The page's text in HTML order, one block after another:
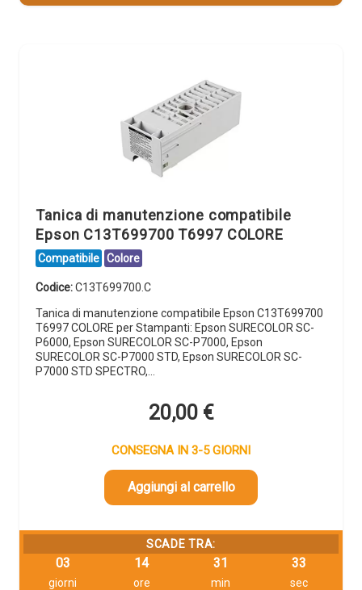
Tanica di manutenzione compatibile
Epson C13T699700 T6997 COLORE
Compatibile Colore
Codice:C13T699700.C
Tanica di manutenzione compatibile Epson C13T699700
T6997 COLORE per Stampanti: Epson SURECOLOR SC-
P6000, Epson SURECOLOR SC-P7000, Epson
SURECOLOR SC-P7000 STD, Epson SURECOLOR SC-
P7000 STD SPECTRO,…
20,00 €
CONSEGNA IN 3-5 GIORNI
Aggiungi al carrello
SCADE TRA:
03
giorni
14
ore
31
min
32
sec